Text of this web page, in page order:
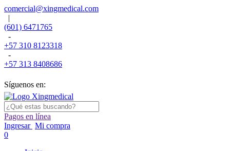
comercial@xingmedical.com
|
(601) 6471765
-
+57 310 8123318
-
+57 313 8408686
Síguenos en:
Pagos en línea
Ingresar Mi compra
0